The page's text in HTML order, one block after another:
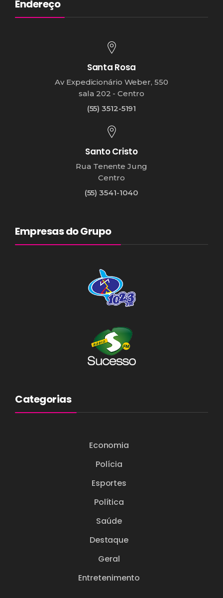
Endereço
Santa Rosa
Av Expedicionário Weber, 550
sala 202 - Centro
(55) 3512-5191
Santo Cristo
Rua Tenente Jung
Centro
(55) 3541-1040
Empresas do Grupo
Categorias
Economia
Polícia
Esportes
Política
Saúde
Destaque
Geral
Entretenimento